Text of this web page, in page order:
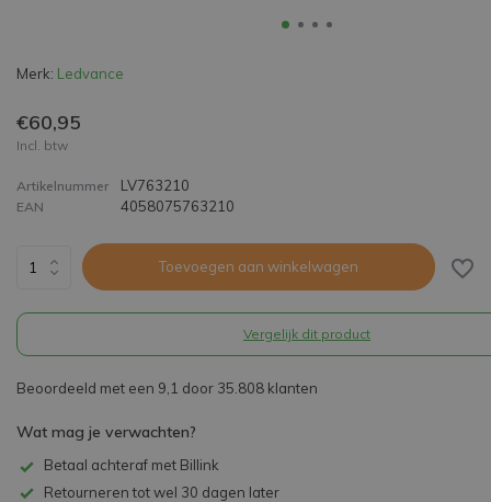
Merk: Ledvance
€60,95
Incl. btw
Artikelnummer LV763210
EAN 4058075763210
Toevoegen aan winkelwagen
Vergelijk dit product
Beoordeeld met een 9,1 door 35.808 klanten
Wat mag je verwachten?
Betaal achteraf met Billink
Retourneren tot wel 30 dagen later